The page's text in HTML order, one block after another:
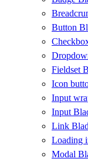
Button
Fieldset
Icon
Input
Input
Link
Loading
Modal